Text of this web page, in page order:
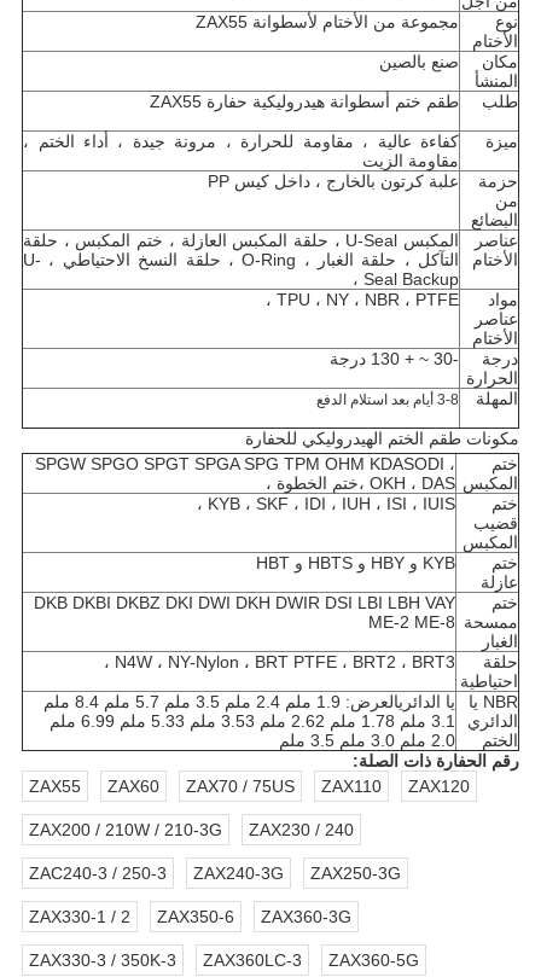
نوع
الأختام
مجموعة من الأختام لأسطوانة ZAX55
مكان
المنشأ
صنع بالصين
طلب طقم ختم أسطوانة هيدروليكية حفارة ZAX55
ميزة
كفاءة عالية ، مقاومة للحرارة ، مرونة جيدة ، أداء الختم ،
مقاومة الزيت
حزمة
من
البضائع
علبة كرتون بالخارج ، داخل كيس PP
عناصر
الأختام
المكبس U-Seal ، حلقة المكبس العازلة ، ختم المكبس ، حلقة
التآكل ، حلقة الغبار ، O-Ring ، حلقة النسخ الاحتياطي ، U-
Seal Backup ،
مواد
عناصر
الأختام
TPU ، NY ، NBR ، PTFE ،
درجة
الحرارة
-30 ~ + 130 درجة
المهلة 3-8 أيام بعد استلام الدفع
مكونات طقم الختم الهيدروليكي للحفارة
ختم
المكبس
SPGW SPGO SPGT SPGA SPG TPM OHM KDASODI ،
OKH ، DAS ،
ختم الخطوة ،
ختم
قضيب
المكبس
KYB ، SKF ، IDI ، IUH ، ISI ، IUIS ،
ختم
عازلة
KYB و HBY و HBTS و HBT
ختم
ممسحة
الغبار
DKB DKBI DKBZ DKI DWI DKH DWIR DSI LBI LBH VAY
ME-2 ME-8
حلقة
احتياطية
N4W ، NY-Nylon ، BRT PTFE ، BRT2 ، BRT3 ،
NBR يا
الدائري
الختم
يا الدائري
العرض: 1.9 ملم 2.4 ملم 3.5 ملم 5.7 ملم 8.4 ملم
3.1 ملم 1.78 ملم 2.62 ملم 3.53 ملم 5.33 ملم 6.99 ملم
2.0 ملم 3.0 ملم 3.5 ملم
رقم الحفارة ذات الصلة:
ZAX55
ZAX60 ZAX70 / 75US ZAX110 ZAX120
ZAX200 / 210W / 210-3G ZAX230 / 240
ZAC240-3 / 250-3 ZAX240-3G ZAX250-3G
ZAX330-1 / 2 ZAX350-6 ZAX360-3G
ZAX330-3 / 350K-3 ZAX360LC-3 ZAX360-5G